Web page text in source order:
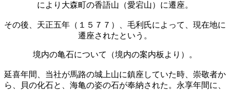
により大森町の香語山（愛宕山）に遷座。
その後、天正五年（１５７７）、毛利氏によって、現在地に
遷座されたという。
境内の亀石について（境内の案内板より）。
延喜年間、当社が馬路の城上山に鎮座していた時、崇敬者か
ら、貝の化石と、海亀の姿の石が奉納された。永享年間に、